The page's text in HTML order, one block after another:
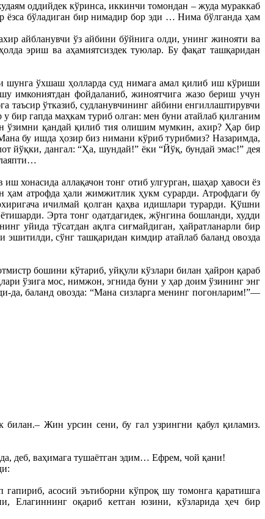
оддийдек кўринса, иккинчи томондан – жуда мураккаб
ёзса бўладиган бир нимадир бор эди … Нима бўлганда ҳам
айбланувчи ўз айбини бўйнига олди, унинг жинояти ва
эриш ва аҳамиятсиздек туюлар. Бу фақат ташқаридан
шунга ўхшаш ҳолларда суд нимага амал қилиб иш кўриши
имкониятдан фойдаланиб, жиноятчига жазо бериш учун
ўтказиб, судланувчининг айбини енгиллаштирувчи
бир гапда маҳкам туриб олган: мен буни атайлаб қилганим
ўзимни қандай қилиб тия олишим мумкин, ахир? Ҳар бир
бу ишда ҳозир биз нимани кўриб турибмиз? Назаримда,
йўқки, дангал: “Ҳа, шундай!” ёки “Йўқ, бундай эмас!” дея
хонасида аллақачон тонг отиб улгурган, шаҳар ҳавоси ёз
ҳам атрофда ҳали жимжитлик ҳукм сурарди. Атрофдаги бу
ичилмай қолган қаҳва идишлари турарди. Қўшни
Эрта тонг одатдагидек, жўнгина бошланди, худди
уйида тўсатдан ақлга сиғмайдиган, ҳайратланарли бир
сўнг ташқаридан кимдир атайлаб баланд овозда
бошини кўтариб, уйқули кўзлари билан ҳайрон қараб
ўзига мос, нимжон, эгнида буни у ҳар доим ўзининг энг
да, баланд овозда: “Мана сизларга менинг погонларим!”—
Жин урсин сени, бу гал узрингни қабул қиламиз.
деб, ваҳимага тушаётган эдим… Ефрем, чой қани!
асосий эътиборни кўпроқ шу томонга қаратишга
Елагиннинг оқариб кетган юзини, кўзларида ҳеч бир